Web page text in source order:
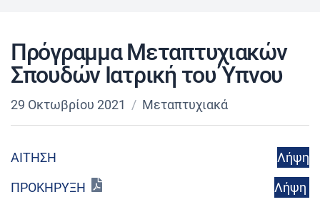
Πρόγραμμα Μεταπτυχιακών
Σπουδών Ιατρική του Ύπνου
29 Οκτωβρίου 2021 Μεταπτυχιακά
ΑΙΤΗΣΗ
Λήψη
ΠΡΟΚΗΡΥΞΗ
Λήψη